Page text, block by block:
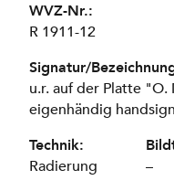
WVZ-Nr.:
R 1911-12
Signatur/
u.r. auf der Platte
eigenhändig
Technik:
Radierung
–